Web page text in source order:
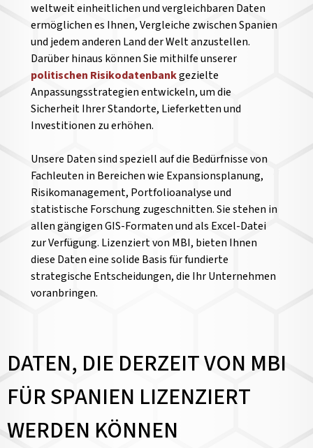
weltweit einheitlichen und vergleichbaren Daten
ermöglichen es Ihnen, Vergleiche zwischen Spanien
und jedem anderen Land der Welt anzustellen.
Darüber hinaus können Sie mithilfe unserer
politischen Risikodatenbankgezielte
Anpassungsstrategien entwickeln, um die
Sicherheit Ihrer Standorte, Lieferketten und
Investitionen zu erhöhen.
Unsere Daten sind speziell auf die Bedürfnisse von
Fachleuten in Bereichen wie Expansionsplanung,
Risikomanagement, Portfolioanalyse und
statistische Forschung zugeschnitten. Sie stehen in
allen gängigen GIS-Formaten und als Excel-Datei
zur Verfügung. Lizenziert von MBI, bieten Ihnen
diese Daten eine solide Basis für fundierte
strategische Entscheidungen, die Ihr Unternehmen
voranbringen.
DATEN, DIE DERZEIT VON MBI
FÜR SPANIEN LIZENZIERT
WERDEN KÖNNEN